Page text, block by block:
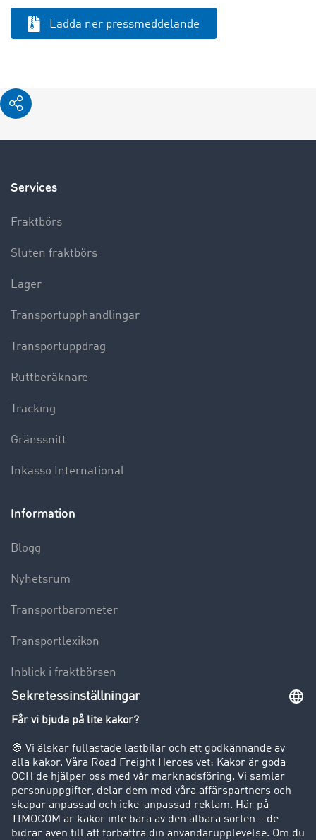
Ladda ner pressmeddelande
Services
Fraktbörs
Sluten fraktbörs
Lager
Transportupphandlingar
Transportuppdrag
Ruttberäknare
Tracking
Gränssnitt
Inkasso International
Information
Blogg
Nyhetsrum
Transportbarometer
Transportlexikon
Inblick i fraktbörsen
Körförbud för lastbilar
Företag
Kunder värvar kunder
Success Stories